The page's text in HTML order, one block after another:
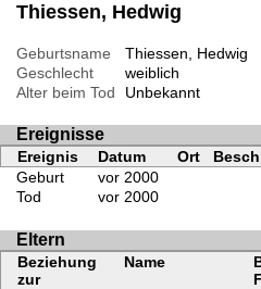
Thiessen, Hedwig
Geburtsname
Thiessen, Hedwig
Geschlecht
weiblich
Alter beim Tod
Unbekannt
Ereignisse
Ereignis Datum Ort
Geburt
vor 2000
Tod
vor 2000
Eltern
Beziehung
zur
Name